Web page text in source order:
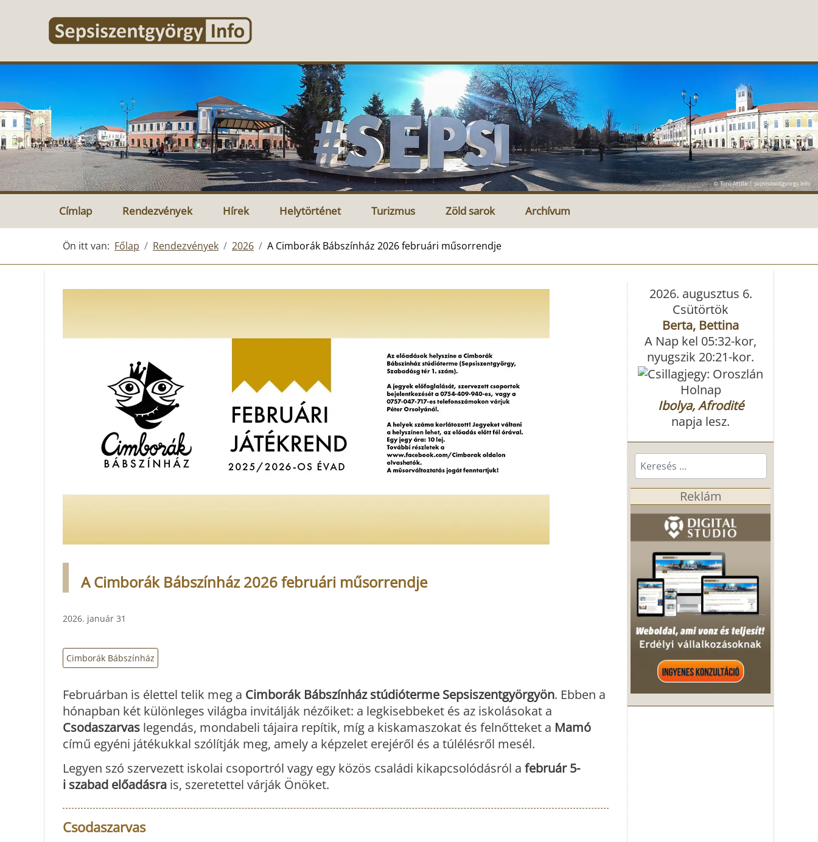
Címlap Rendezvények Hírek Helytörténet Turizmus Zöld sarok Archívum
Ön itt van: Főlap Rendezvények 2026 A Cimborák Bábszínház 2026 februári műsorrendje
A Cimborák Bábszínház 2026 februári műsorrendje
2026. január 31
Cimborák Bábszínház
Februárban is élettel telik meg a Cimborák Bábszínház stúdióterme Sepsiszentgyörgyön. Ebben a
hónapban két különleges világba invitálják nézőiket: a legkisebbeket és az iskolásokat a
Csodaszarvas legendás, mondabeli tájaira repítik, míg a kiskamaszokat és felnőtteket a Mamó
című egyéni játékukkal szólítják meg, amely a képzelet erejéről és a túlélésről mesél.
Legyen szó szervezett iskolai csoportról vagy egy közös családi kikapcsolódásról a február 5-
i szabad előadásra is, szeretettel várják Önöket.
Csodaszarvas
2026. augusztus 6.
Csütörtök
Berta, Bettina
A Nap kel 05:32-kor,
nyugszik 20:21-kor.
Holnap
Ibolya, Afrodité
napja lesz.
Keresés...
Reklám